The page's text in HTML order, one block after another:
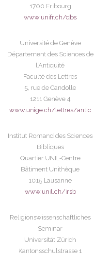
1700 Fribourg
www.unifr.ch/dbs
Université de Genève
Département des Sciences de
l’Antiquité
Faculté des Lettres
5, rue de Candolle
1211 Genève 4
www.unige.ch/lettres/antic
Institut Romand des Sciences
Bibliques
Quartier UNIL-Centre
Bâtiment Unithèque
1015 Lausanne
www.unil.ch/irsb
Religionswissenschaftliches
Seminar
Universität Zürich
Kantonsschulstrasse 1